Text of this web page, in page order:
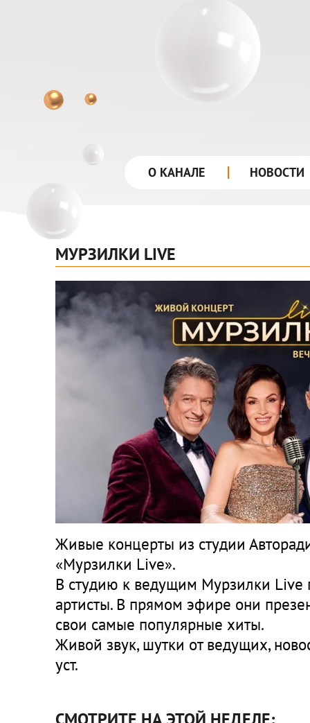
О КАНАЛЕ НОВОСТИ
МУРЗИЛКИ LIVE
Живые концерты из студии
«Мурзилки Live».
В студию к ведущим Мурзилки Live
артисты. В прямом эфире они
свои самые популярные хиты.
Живой звук, шутки от ведущих,
уст.